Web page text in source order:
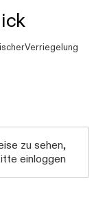
zu sehen,
einloggen